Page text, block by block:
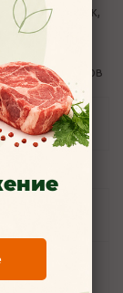
кКал/315 кДж,
г.Дмитров